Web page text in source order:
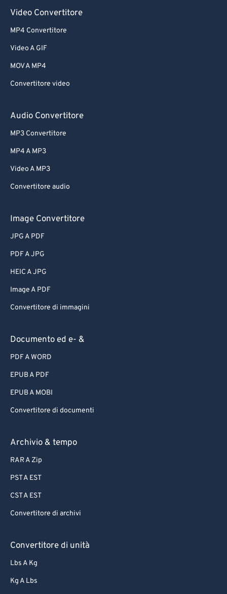
Video Convertitore
MP4 Convertitore
Video A GIF
MOV A MP4
Convertitore video
Audio Convertitore
MP3 Convertitore
MP4 A MP3
Video A MP3
Convertitore audio
Image Convertitore
JPG A PDF
PDF A JPG
HEIC A JPG
Image A PDF
Convertitore di immagini
Documento ed e- &
PDF A WORD
EPUB A PDF
EPUB A MOBI
Convertitore di documenti
Archivio & tempo
RAR A Zip
PST A EST
CST A EST
Convertitore di archivi
Convertitore di unità
Lbs A Kg
Kg A Lbs